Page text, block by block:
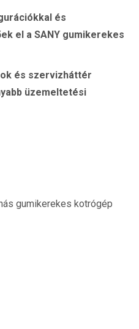
és
el a SANY gumikerekes
és szervizháttér
üzemeltetési